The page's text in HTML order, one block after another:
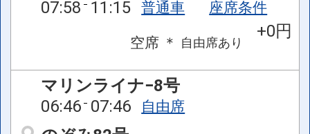
07:58 11:15 普通車 座席条件
空席 ＊ 自由席あり
+0円
マリンライナ−8号
06:46 07:46 自由席